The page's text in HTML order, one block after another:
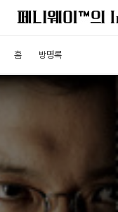
홈 방명록